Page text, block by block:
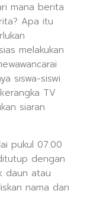
mana berita
Apa itu
melakukan
siswa-siswi
TV
siaran
pukul 07.00
dengan
daun atau
nama dan